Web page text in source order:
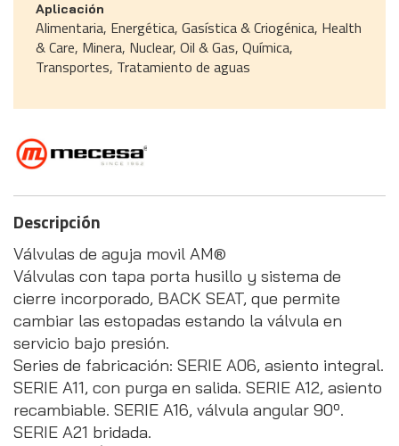
Aplicación
Alimentaria, Energética, Gasística & Criogénica, Health
& Care, Minera, Nuclear, Oil & Gas, Química,
Transportes, Tratamiento de aguas
Descripción
Válvulas de aguja movil AM®
Válvulas con tapa porta husillo y sistema de
cierre incorporado, BACK SEAT, que permite
cambiar las estopadas estando la válvula en
servicio bajo presión.
Series de fabricación: SERIE A06, asiento integral.
SERIE A11, con purga en salida. SERIE A12, asiento
recambiable. SERIE A16, válvula angular 90º.
SERIE A21 bridada.